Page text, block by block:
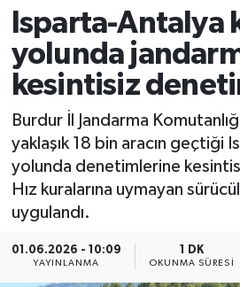
Isparta-Antalya
yolunda
kesintisiz
Burdur İl Jandarma
yaklaşık 18 bin aracın geçtiği
yolunda denetimlerine
Hız kuralarına uymayan
uygulandı.
01.06.2026 - 10:09
YAYINLANMA
1 DK
OKUNMA SÜRESI
Son Dakika Haberleri
Haber Arşivi